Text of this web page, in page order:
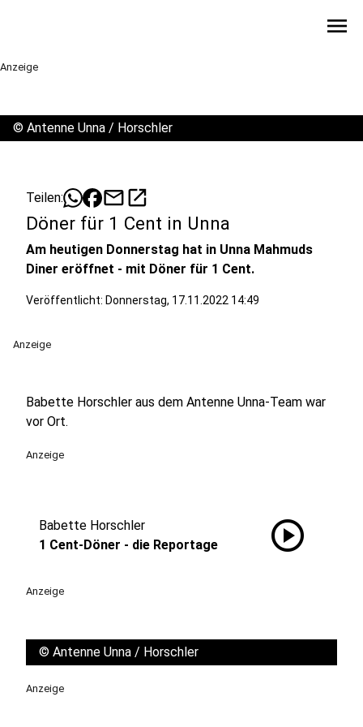
menu
Anzeige
© Antenne Unna / Horschler
Teilen: mailopen_in_new
Döner für 1 Cent in Unna
Am heutigen Donnerstag hat in Unna Mahmuds
Diner eröffnet - mit Döner für 1 Cent.
Veröffentlicht: Donnerstag, 17.11.2022 14:49
Anzeige
Babette Horschler aus dem Antenne Unna-Team war
vor Ort.
Anzeige
Babette Horschler
1 Cent-Döner - die Reportage
play_circle
Anzeige
© Antenne Unna / Horschler
Anzeige